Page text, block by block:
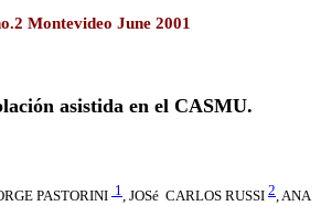
Montevideo June 2001
asistida en el CASMU.
PASTORINI 1, JOSé CARLOS RUSSI 2, ANA